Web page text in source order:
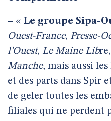
– « Le groupe Sipa-
Ouest-France, Presse-
l’Ouest, Le Maine Libre,
Manche, mais aussi les
et des parts dans Spir
de geler toutes les
filiales qui ne perdent